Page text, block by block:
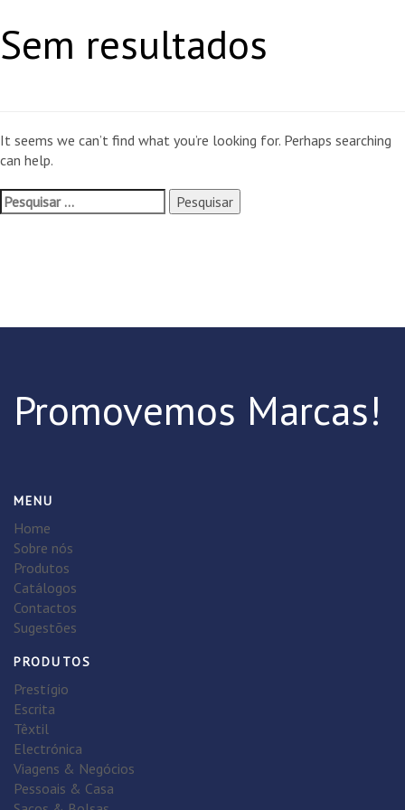
Sem resultados
It seems we can’t find what you’re looking for. Perhaps searching
can help.
Promovemos Marcas!
MENU
Home
Sobre nós
Produtos
Catálogos
Contactos
Sugestões
PRODUTOS
Prestígio
Escrita
Têxtil
Electrónica
Viagens & Negócios
Pessoais & Casa